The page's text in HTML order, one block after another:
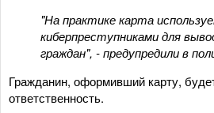
"На практике карта
киберпреступниками для
граждан", - предупредили в
Гражданин, оформивший карту,
ответственность.